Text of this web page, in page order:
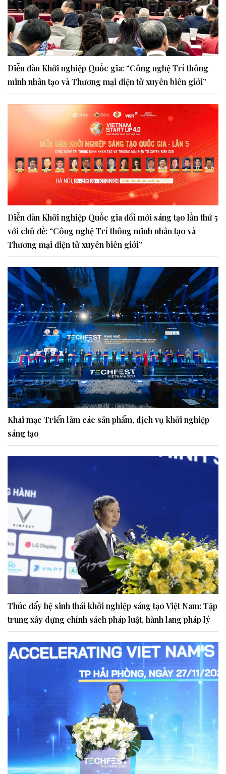
Diễn đàn Khởi nghiệp Quốc gia: “Công nghệ Trí thông
minh nhân tạo và Thương mại điện tử xuyên biên giới”
Diễn đàn Khởi nghiệp Quốc gia đổi mới sáng tạo lần thứ 5
với chủ đề: “Công nghệ Trí thông minh nhân tạo và
Thương mại điện tử xuyên biên giới”
Khai mạc Triển lãm các sản phẩm, dịch vụ khởi nghiệp
sáng tạo
Thúc đẩy hệ sinh thái khởi nghiệp sáng tạo Việt Nam: Tập
trung xây dựng chính sách pháp luật, hành lang pháp lý